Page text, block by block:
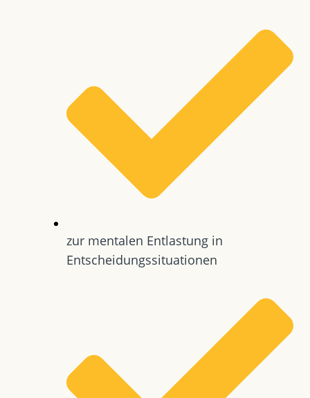
zur mentalen Entlastung in
Entscheidungssituationen